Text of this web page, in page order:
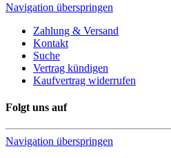
Navigation überspringen
Zahlung & Versand
Kontakt
Suche
Vertrag kündigen
Kaufvertrag widerrufen
Folgt uns auf
Navigation überspringen